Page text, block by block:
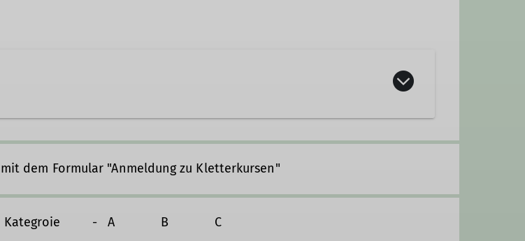
mit dem Formular "Anmeldung zu Kletterkursen"
Kategroie - A B C